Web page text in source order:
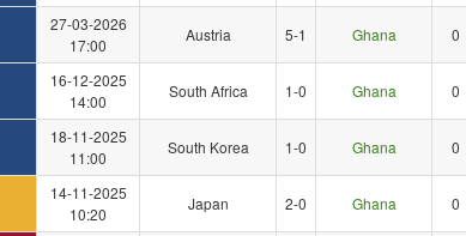
27-03-2026
17:00
Austria 5-1 Ghana 0
16-12-2025
14:00
South Africa 1-0 Ghana 0
18-11-2025
11:00
South Korea 1-0 Ghana 0
14-11-2025
10:20
Japan 2-0 Ghana 0